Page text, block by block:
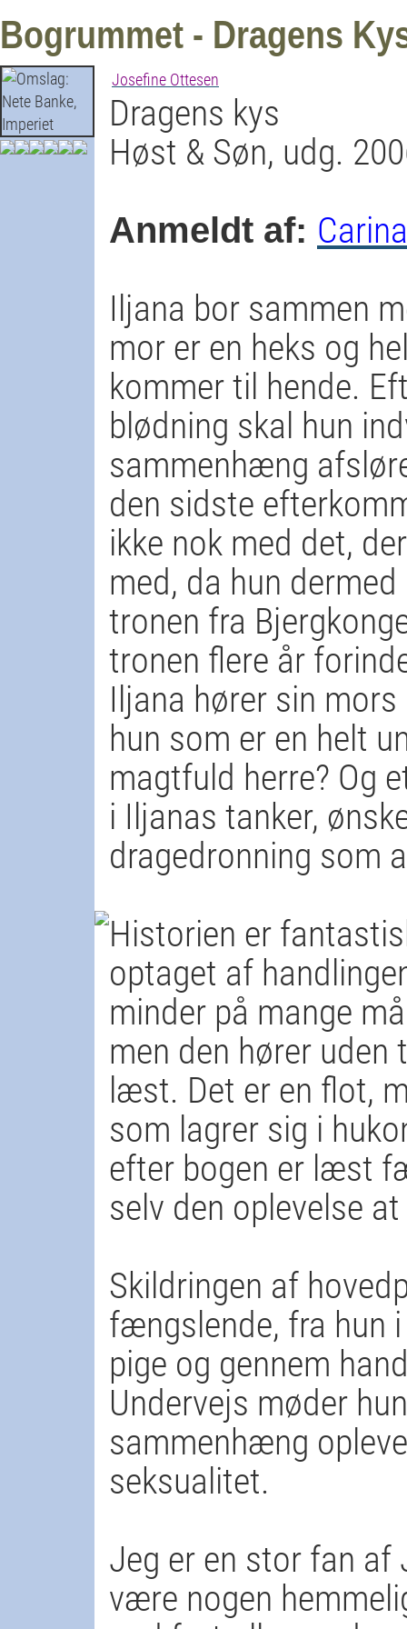
Bogrummet - Dragens
Josefine Ottesen
Dragens kys
Høst & Søn, udg.
Anmeldt af:
Iljana bor sammen
mor er en heks og
kommer til hende.
blødning skal hun
sammenhæng
den sidste
ikke nok med det,
med, da hun
tronen fra
tronen flere år
Iljana hører sin
hun som er en helt
magtfuld herre? Og
i Iljanas tanker,
dragedronning som
Historien er
optaget af
minder på mange
men den hører
læst. Det er en flot,
som lagrer sig i
efter bogen er læst
selv den oplevelse
Skildringen af
fængslende, fra hun
pige og gennem
Undervejs møder
sammenhæng
seksualitet.
Jeg er en stor fan af
være nogen